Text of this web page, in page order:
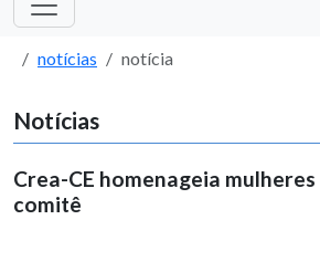
notícias notícia
Notícias
Crea-CE homenageia
comitê